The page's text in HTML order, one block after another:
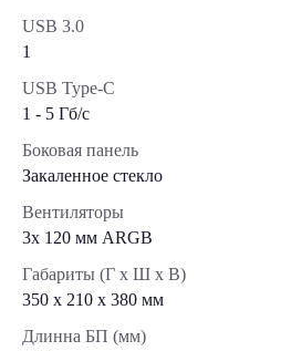
USB 3.0
1
USB Type-C
1 - 5 Гб/с
Боковая панель
Закаленное стекло
Вентиляторы
3х 120 мм ARGB
Габариты (Г x Ш x В)
350 x 210 x 380 мм
Длинна БП (мм)